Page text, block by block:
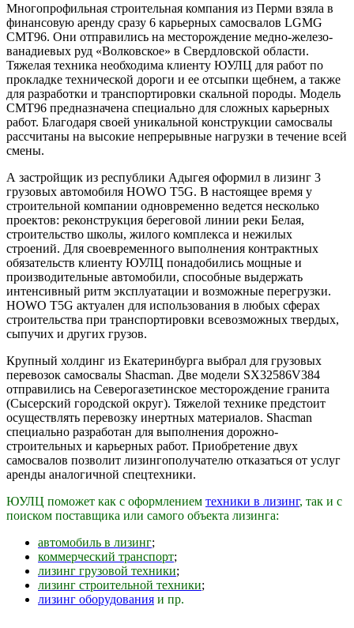
Многопрофильная строительная компания из Перми взяла в
финансовую аренду сразу 6 карьерных самосвалов LGMG
CMT96. Они отправились на месторождение медно-железо-
ванадиевых руд «Волковское» в Свердловской области.
Тяжелая техника необходима клиенту ЮУЛЦ для работ по
прокладке технической дороги и ее отсыпки щебнем, а также
для разработки и транспортировки скальной породы. Модель
CMT96 предназначена специально для сложных карьерных
работ. Благодаря своей уникальной конструкции самосвалы
рассчитаны на высокие непрерывные нагрузки в течение всей
смены.
А застройщик из республики Адыгея оформил в лизинг 3
грузовых автомобиля HOWO T5G. В настоящее время у
строительной компании одновременно ведется несколько
проектов: реконструкция береговой линии реки Белая,
строительство школы, жилого комплекса и нежилых
строений. Для своевременного выполнения контрактных
обязательств клиенту ЮУЛЦ понадобились мощные и
производительные автомобили, способные выдержать
интенсивный ритм эксплуатации и возможные перегрузки.
HOWO T5G актуален для использования в любых сферах
строительства при транспортировки всевозможных твердых,
сыпучих и других грузов.
Крупный холдинг из Екатеринбурга выбрал для грузовых
перевозок самосвалы Shacman. Две модели SX32586V384
отправились на Северогазетинское месторождение гранита
(Сысерский городской округ). Тяжелой технике предстоит
осуществлять перевозку инертных материалов. Shacman
специально разработан для выполнения дорожно-
строительных и карьерных работ. Приобретение двух
самосвалов позволит лизингополучателю отказаться от услуг
аренды аналогичной спецтехники.
ЮУЛЦ поможет как с оформлением техники в лизинг, так и с
поиском поставщика или самого объекта лизинга:
автомобиль в лизинг;
коммерческий транспорт;
лизинг грузовой техники;
лизинг строительной техники;
лизинг оборудования и пр.